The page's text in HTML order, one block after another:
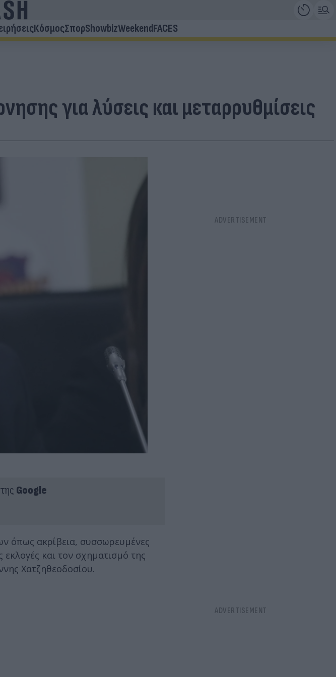
ΚόσμοςΣπορShowbizWeekendFACES
για λύσεις και μεταρρυθμίσεις
Google
όπως ακρίβεια, συσσωρευμένες
και τον σχηματισμό της
Χατζηθεοδοσίου.